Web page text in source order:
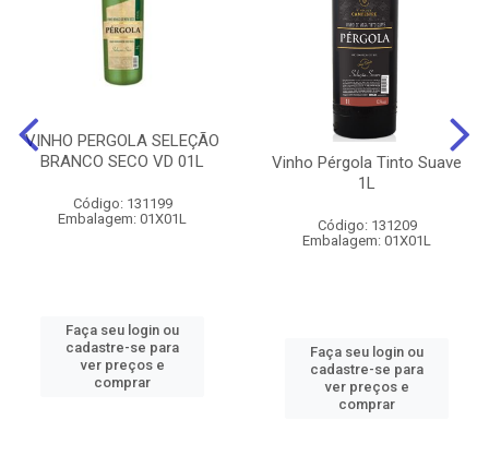
VINHO PERGOLA SELEÇÃO
BRANCO SECO VD 01L
Código: 131199
Embalagem: 01X01L
Faça seu login ou
cadastre-se para
ver preços e
comprar
Vinho Pérgola Tinto Suave
1L
Código: 131209
Embalagem: 01X01L
Faça seu login ou
cadastre-se para
ver preços e
comprar